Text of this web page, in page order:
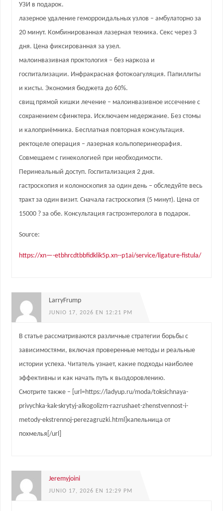
УЗИ в подарок.
лазерное удаление геморроидальных узлов – амбулаторно за
20 минут. Комбинированная лазерная техника. Секс через 3
дня. Цена фиксированная за узел.
малоинвазивная проктология – без наркоза и
госпитализации. Инфракрасная фотокоагуляция. Папиллиты
и кисты. Экономия бюджета до 60%.
свищ прямой кишки лечение – малоинвазивное иссечение с
сохранением сфинктера. Исключаем недержание. Без стомы
и калоприёмника. Бесплатная повторная консультация.
ректоцеле операция – лазерная кольпоперинеорафия.
Совмещаем с гинекологией при необходимости.
Перинеальный доступ. Госпитализация 2 дня.
гастроскопия и колоноскопия за один день – обследуйте весь
тракт за один визит. Сначала гастроскопия (5 минут). Цена от
15000 ? за обе. Консультация гастроэнтеролога в подарок.
Source:
https://xn—-etbhrcdtbbfidklik5p.xn--p1ai/service/ligature-fistula/
LarryFrump
JUNIO 17, 2026 EN 12:21 PM
В статье рассматриваются различные стратегии борьбы с
зависимостями, включая проверенные методы и реальные
истории успеха. Читатель узнает, какие подходы наиболее
эффективны и как начать путь к выздоровлению.
Смотрите также – [url=https://ladyup.ru/moda/toksichnaya-
privychka-kak-skrytyj-alkogolizm-razrushaet-zhenstvennost-i-
metody-ekstrennoj-perezagruzki.html]капельница от
похмелья[/url]
Jeremyjoini
JUNIO 17, 2026 EN 12:29 PM